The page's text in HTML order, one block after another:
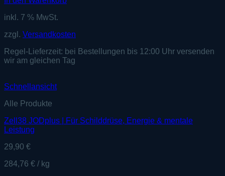
inkl. 7 % MwSt.
zzgl. Versandkosten
Regel-Lieferzeit: bei Bestellungen bis 12:00 Uhr versenden
wir am gleichen Tag
Schnellansicht
Alle Produkte
Zell38 JODplus | Für Schilddrüse, Energie & mentale
Leistung
29,90 €
284,76 € / kg